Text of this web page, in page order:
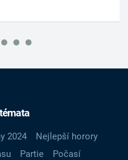
2024
Nejlepší horory
Partie
Počasí